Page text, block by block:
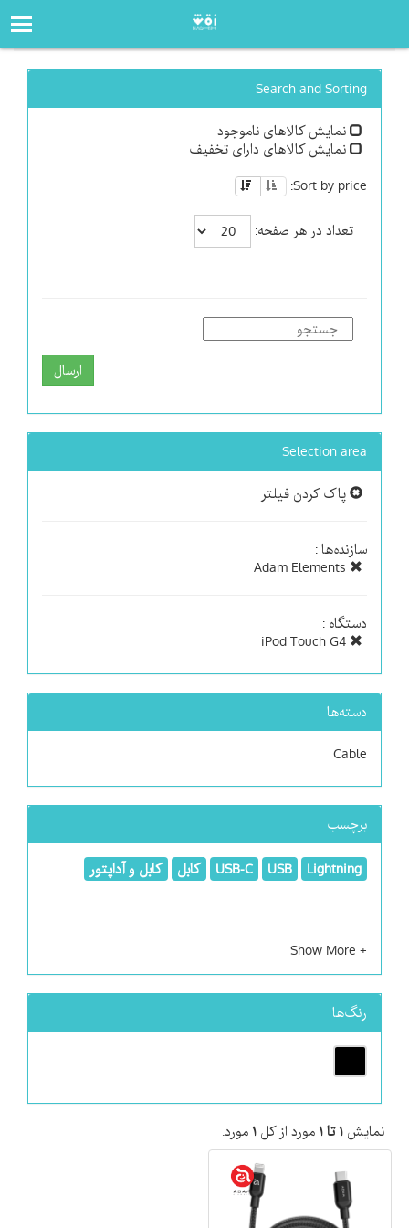
Search and Sorting
نمایش کالاهای ناموجود
نمایش کالاهای دارای تخفیف
Sort by price:
تعداد در هر صفحه:
ارسال
Selection area
پاک کردن فیلتر
سازنده‌ها :
دستگاه :
دسته‌ها
Cable
برچسب
Lightning
USB
USB-C کابل کابل و آداپتور
رنگ‌ها
نمایش ۱ تا ۱ مورد از کل ۱ مورد.